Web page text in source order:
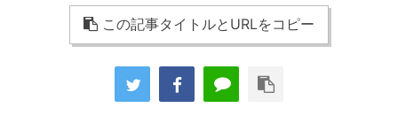
この記事タイトルとURLをコピー